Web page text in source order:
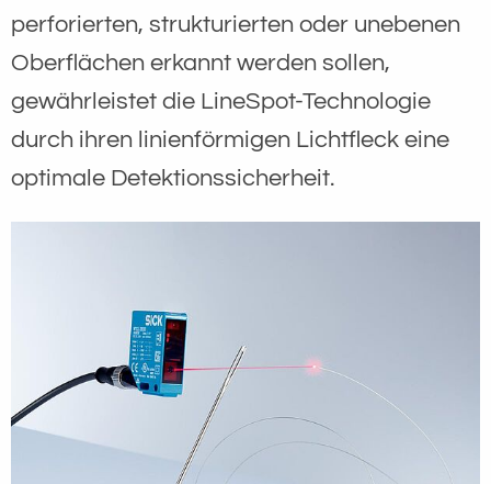
perforierten, strukturierten oder unebenen
Oberflächen erkannt werden sollen,
gewährleistet die LineSpot-Technologie
durch ihren linienförmigen Lichtfleck eine
optimale Detektionssicherheit.